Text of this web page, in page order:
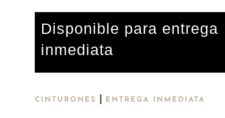
Disponible para entrega
inmediata
CINTURONES ENTREGA INMEDIATA